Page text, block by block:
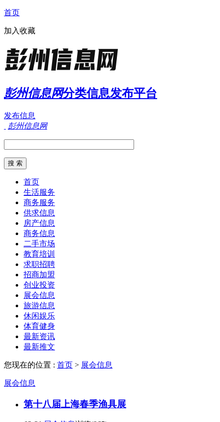
首页
加入收藏
彭州信息网分类信息发布平台
发布信息
彭州信息网
首页
生活服务
商务服务
供求信息
房产信息
商务信息
二手市场
教育培训
求职招聘
招商加盟
创业投资
展会信息
旅游信息
休闲娱乐
体育健身
最新资讯
最新推文
您现在的位置 : 首页 > 展会信息
展会信息
第十八届上海春季渔具展